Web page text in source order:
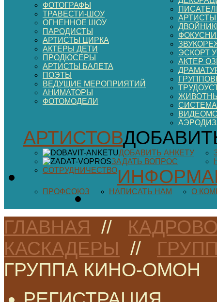
ФОТОГРАФЫ
ТРАВЕСТИ-ШОУ
ОГНЕННОЕ ШОУ
ПАРОДИСТЫ
АРТИСТЫ ЦИРКА
АКТЕРЫ ДЕТИ
ПРОДЮСЕРЫ
АРТИСТЫ БАЛЕТА
ПОЭТЫ
ВЕДУЩИЕ МЕРОПРИЯТИЙ
АНИМАТОРЫ
ФОТОМОДЕЛИ
ЭСКОРТ
АКТЕР
АРТИСТОВ
ДОБАВИТЬ АНКЕТУ
ЗАДАТЬ ВОПРОС
СОТРУДНИЧЕСТВО
ПРОФСОЮЗ НАПИСАТЬ НАМ О
ГЛАВНАЯ //
КАСКАДЕРЫ //
ГРУППА КИНО-ОМОН